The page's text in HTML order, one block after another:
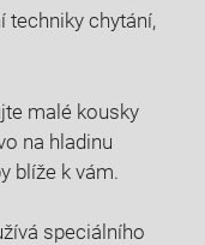
techniky⁤ chytání,
malé kousky
na ‌hladinu
‌blíže k vám.
speciálního